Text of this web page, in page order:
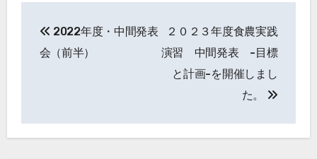
稿
ゲ
2022年度・中間発表
会（前半）
２０２３年度食農実践
演習 中間発表 -目標
と計画-を開催しまし
た。